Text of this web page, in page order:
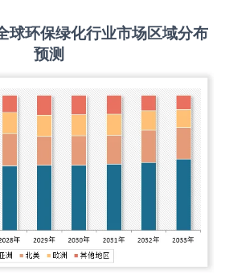
球环保绿化行业市场区域分布
预测